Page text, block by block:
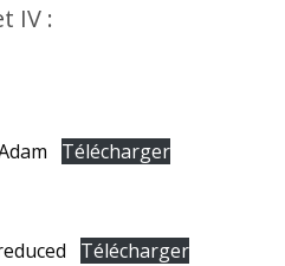
IV :
Télécharger
Télécharger